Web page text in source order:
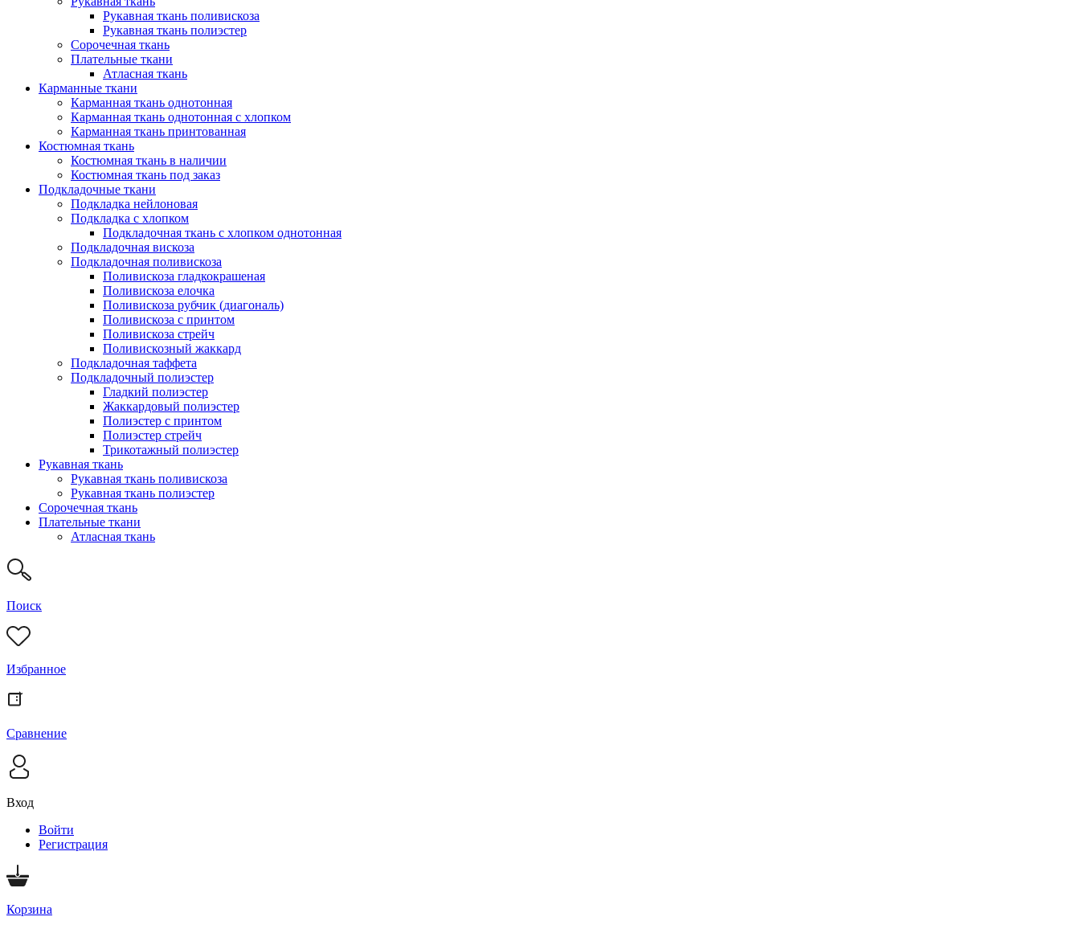
Рукавная ткань поливискоза
Рукавная ткань полиэстер
Сорочечная ткань
Плательные ткани
Атласная ткань
Карманные ткани
Карманная ткань однотонная
Карманная ткань однотонная с хлопком
Карманная ткань принтованная
Костюмная ткань
Костюмная ткань в наличии
Костюмная ткань под заказ
Подкладочные ткани
Подкладка нейлоновая
Подкладка с хлопком
Подкладочная ткань с хлопком однотонная
Подкладочная вискоза
Подкладочная поливискоза
Поливискоза гладкокрашеная
Поливискоза елочка
Поливискоза рубчик (диагональ)
Поливискоза с принтом
Поливискоза стрейч
Поливискозный жаккард
Подкладочная таффета
Подкладочный полиэстер
Гладкий полиэстер
Жаккардовый полиэстер
Полиэстер с принтом
Полиэстер стрейч
Трикотажный полиэстер
Рукавная ткань
Рукавная ткань поливискоза
Рукавная ткань полиэстер
Сорочечная ткань
Плательные ткани
Атласная ткань
Поиск
Избранное
Сравнение
Вход
Войти
Регистрация
Корзина